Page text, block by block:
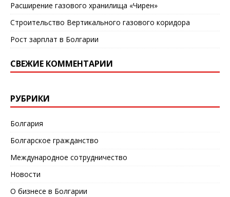
Расширение газового хранилища «Чирен»
Строительство Вертикального газового коридора
Рост зарплат в Болгарии
СВЕЖИЕ КОММЕНТАРИИ
РУБРИКИ
Болгария
Болгарское гражданство
Международное сотрудничество
Новости
О бизнесе в Болгарии